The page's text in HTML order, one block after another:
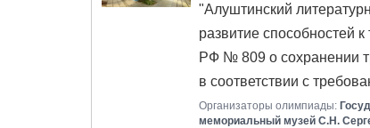
"Алуштинский
развитие способностей
РФ № 809 о сохранении
в соответствии с
Организаторы олимпиады:
мемориальный музей С.Н.